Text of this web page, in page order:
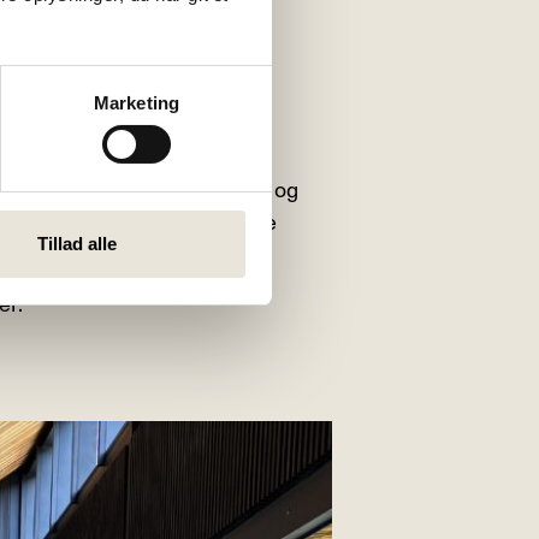
Marketing
Tillad alle
med gode råvarer og
er der plads til både